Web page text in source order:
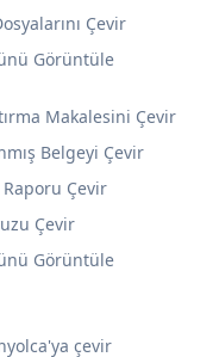
Makalesini Çevir
Belgeyi Çevir
Raporu Çevir
Çevir
Görüntüle
çevir
Çevir
Görüntüle